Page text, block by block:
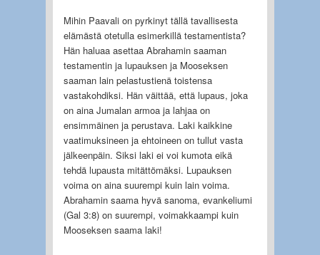
Mihin Paavali on pyrkinyt tällä tavallisesta
elämästä otetulla esimerkillä testamentista?
Hän haluaa asettaa Abrahamin saaman
testamentin ja lupauksen ja Mooseksen
saaman lain pelastustienä toistensa
vastakohdiksi. Hän väittää, että lupaus, joka
on aina Jumalan armoa ja lahjaa on
ensimmäinen ja perustava. Laki kaikkine
vaatimuksineen ja ehtoineen on tullut vasta
jälkeenpäin. Siksi laki ei voi kumota eikä
tehdä lupausta mitättömäksi. Lupauksen
voima on aina suurempi kuin lain voima.
Abrahamin saama hyvä sanoma, evankeliumi
(Gal 3:8) on suurempi, voimakkaampi kuin
Mooseksen saama laki!